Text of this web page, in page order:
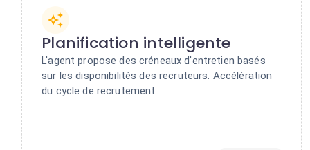
Planification intelligente
L'agent propose des créneaux d'entretien basés
sur les disponibilités des recruteurs. Accélération
du cycle de recrutement.